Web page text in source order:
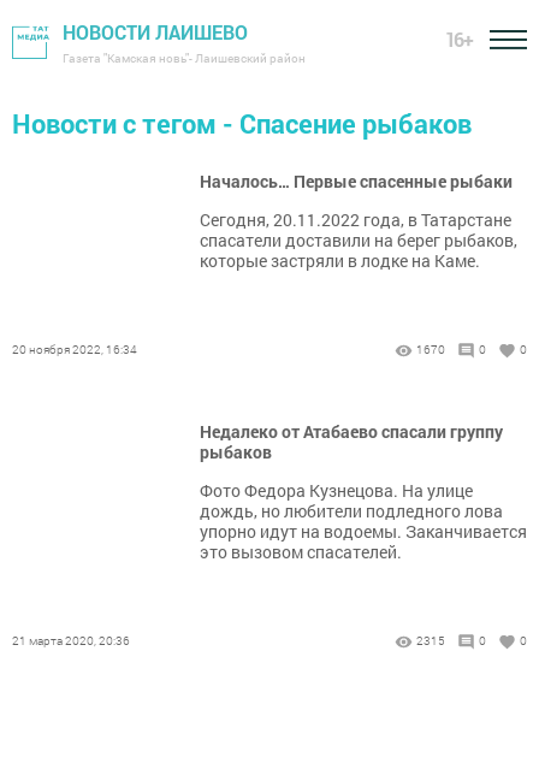
НОВОСТИ ЛАИШЕВО
Газета "Камская новь"- Лаишевский район
16+
Новости с тегом - Спасение рыбаков
Началось… Первые спасенные рыбаки
Сегодня, 20.11.2022 года, в Татарстане
спасатели доставили на берег рыбаков,
которые застряли в лодке на Каме.
20 ноября 2022, 16:34 1670 0 0
Недалеко от Атабаево спасали группу
рыбаков
Фото Федора Кузнецова. На улице
дождь, но любители подледного лова
упорно идут на водоемы. Заканчивается
это вызовом спасателей.
21 марта 2020, 20:36 2315 0 0